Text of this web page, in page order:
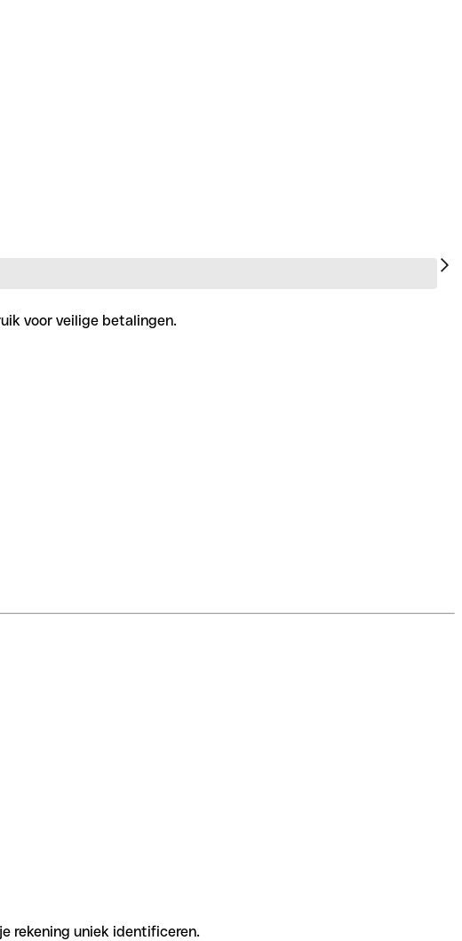
voor veilige betalingen.
rekening uniek identificeren.